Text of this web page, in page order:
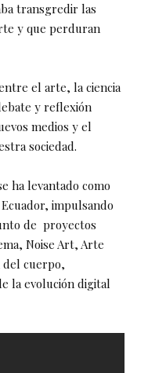
transgredir las
y que perduran
el arte, la ciencia
y reflexión
medios y el
sociedad.
ha levantado como
impulsando
de proyectos
Noise Art, Arte
del cuerpo,
la evolución digital